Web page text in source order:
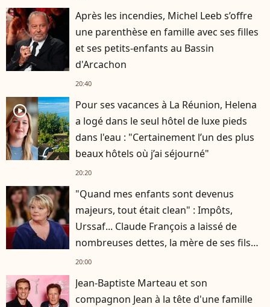
Après les incendies, Michel Leeb s’offre
une parenthèse en famille avec ses filles
et ses petits-enfants au Bassin
d'Arcachon
20:40
player2
Pour ses vacances à La Réunion, Helena
a logé dans le seul hôtel de luxe pieds
dans l'eau : "Certainement l’un des plus
beaux hôtels où j’ai séjourné"
20:20
"Quand mes enfants sont devenus
majeurs, tout était clean" : Impôts,
Urssaf... Claude François a laissé de
nombreuses dettes, la mère de ses fils
s'est occupée de tout
20:00
Jean-Baptiste Marteau et son
compagnon Jean à la tête d'une famille